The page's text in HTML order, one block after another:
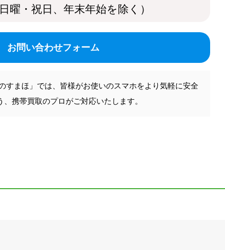
曜・祝日、年末年始を除く）
お問い合わせフォーム
すまほ」では、皆様がお使いのスマホをより気軽に安全
携帯買取のプロがご対応いたします。